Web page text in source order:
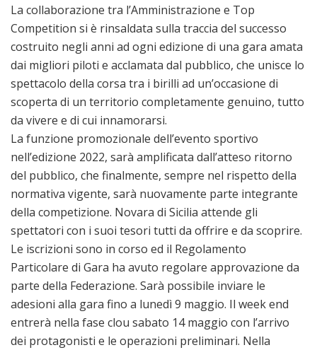
La collaborazione tra l’Amministrazione e Top
Competition si è rinsaldata sulla traccia del successo
costruito negli anni ad ogni edizione di una gara amata
dai migliori piloti e acclamata dal pubblico, che unisce lo
spettacolo della corsa tra i birilli ad un’occasione di
scoperta di un territorio completamente genuino, tutto
da vivere e di cui innamorarsi.
La funzione promozionale dell’evento sportivo
nell’edizione 2022, sarà amplificata dall’atteso ritorno
del pubblico, che finalmente, sempre nel rispetto della
normativa vigente, sarà nuovamente parte integrante
della competizione. Novara di Sicilia attende gli
spettatori con i suoi tesori tutti da offrire e da scoprire.
Le iscrizioni sono in corso ed il Regolamento
Particolare di Gara ha avuto regolare approvazione da
parte della Federazione. Sarà possibile inviare le
adesioni alla gara fino a lunedì 9 maggio. Il week end
entrerà nella fase clou sabato 14 maggio con l’arrivo
dei protagonisti e le operazioni preliminari. Nella